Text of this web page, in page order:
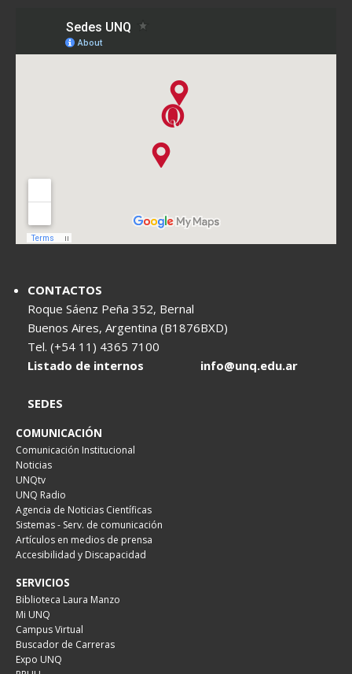
CONTACTOS
Roque Sáenz Peña 352, Bernal
Buenos Aires, Argentina (B1876BXD)
Tel. (+54 11) 4365 7100
Listado de internos
info@unq.edu.ar
SEDES
COMUNICACIÓN
Comunicación Institucional
Noticias
UNQtv
UNQ Radio
Agencia de Noticias Científicas
Sistemas - Serv. de comunicación
Artículos en medios de prensa
Accesibilidad y Discapacidad
SERVICIOS
Biblioteca Laura Manzo
Mi UNQ
Campus Virtual
Buscador de Carreras
Expo UNQ